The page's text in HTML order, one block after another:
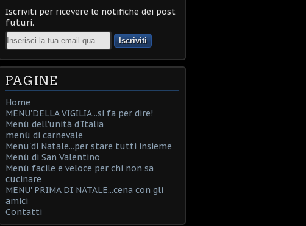
Iscriviti per ricevere le notifiche dei post
futuri.
Email
PAGINE
Home
MENU'DELLA VIGILIA...si fa per dire!
Menù dell'unità d'Italia
menù di carnevale
Menu'di Natale...per stare tutti insieme
Menù di San Valentino
Menù facile e veloce per chi non sa
cucinare
MENU' PRIMA DI NATALE...cena con gli
amici
Contatti